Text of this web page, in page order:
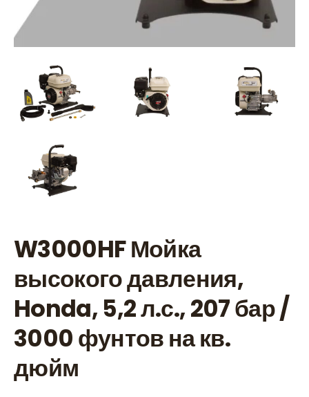
W3000HF Мойка
высокого давления,
Honda, 5,2 л.с., 207 бар /
3000 фунтов на кв.
дюйм